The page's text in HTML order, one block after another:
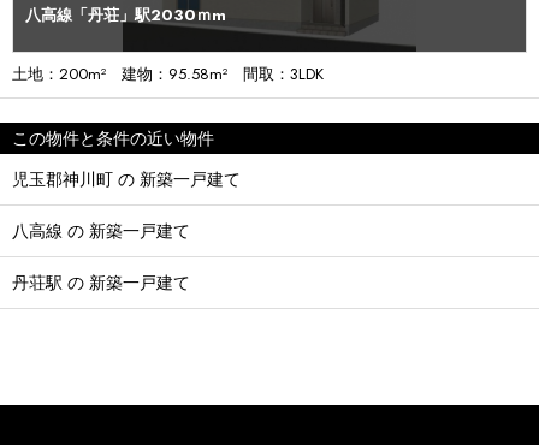
八高線「丹荘」駅2030ｍm
土地：200m² 建物：95.58m² 間取：3LDK
この物件と条件の近い物件
児玉郡神川町 の 新築一戸建て
八高線 の 新築一戸建て
丹荘駅 の 新築一戸建て